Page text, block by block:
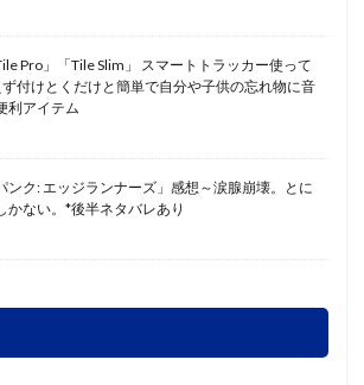
Pro」「Tile Slim」 スマートトラッカー使って
付けとくだけと簡単で自分や子供の忘れ物に音
利アイテム
ンク: エッジランナーズ」感想～涙腺崩壊。とに
かない。*後半ネタバレあり